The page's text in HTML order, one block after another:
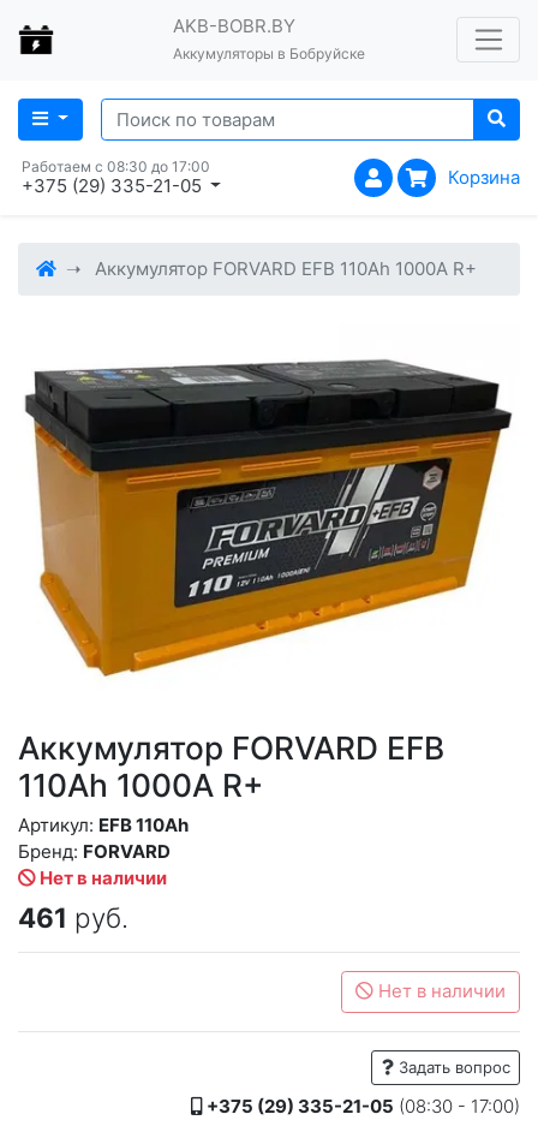
AKB-BOBR.BY
Аккумуляторы в Бобруйске
Работаем с 08:30 до 17:00
+375 (29) 335-21-05 Корзина
Аккумулятор FORVARD EFB 110Ah 1000A R+
Аккумулятор FORVARD EFB
110Ah 1000A R+
Нет в наличии
Бренд: FORVARD
Артикул: EFB 110Ah
461 руб.
Нет в наличии
Задать вопрос
+375 (29) 335-21-05 (08:30 - 17:00)